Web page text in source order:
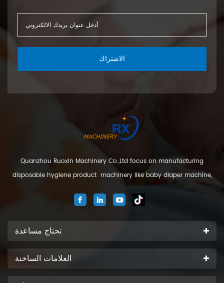
الاشتراك
Quanzhou Ruoxin Machinery Co.,Ltd focus on manufacturing
disposable hygiene product machinery like baby diaper machine,
machine. We are located in Jinjiang city, Fujian Province, China. And
تحتاج مساعدة
العلامات الساخنة